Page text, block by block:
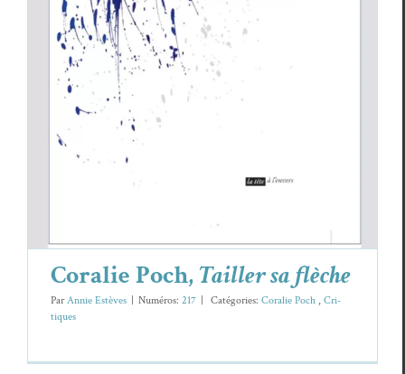
Coralie Poch, Tailler sa flèche
Coralie Poch Cri­tiques
Coralie Poch,Tailler sa flèche
ParAnnie Estèves Numéros: 217 Caté­gories: Coralie Poch , Cri­
tiques